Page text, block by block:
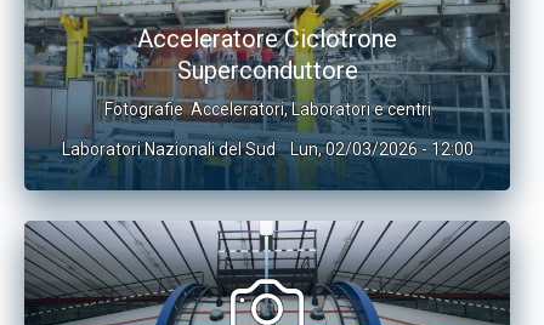
Acceleratore Ciclotrone
Superconduttore
Fotografie Acceleratori,Laboratori e centri
Laboratori Nazionali del Sud Lun, 02/03/2026 - 12:00